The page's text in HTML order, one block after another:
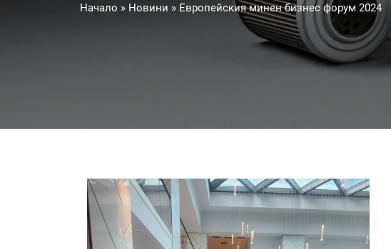
Начало » Новини » Европейския минен бизнес форум 2024